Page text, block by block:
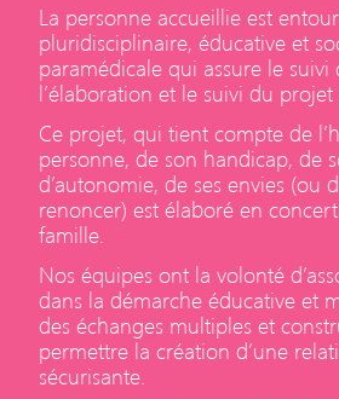
La personne accueillie est
pluridisciplinaire, éducative et
paramédicale qui assure le suivi
l’élaboration et le suivi du
Ce projet, qui tient compte de
personne, de son handicap, de
d’autonomie, de ses envies (ou
renoncer) est élaboré en
famille.
Nos équipes ont la volonté
dans la démarche éducative et
des échanges multiples et
permettre la création d’une
sécurisante.